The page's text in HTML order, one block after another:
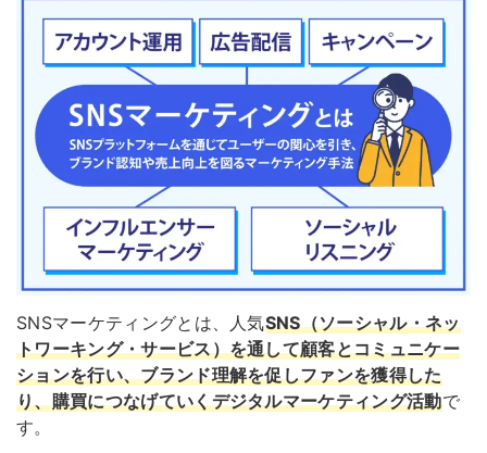
SNSマーケティングとは、人気SNS（ソーシャル・ネッ
トワーキング・サービス）を通して顧客とコミュニケー
ションを行い、ブランド理解を促しファンを獲得した
り、購買につなげていくデジタルマーケティング活動で
す。